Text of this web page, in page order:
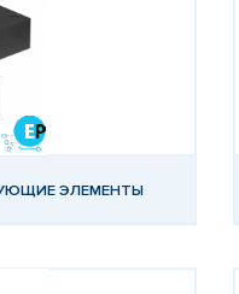
ЭЛЕМЕНТЫ